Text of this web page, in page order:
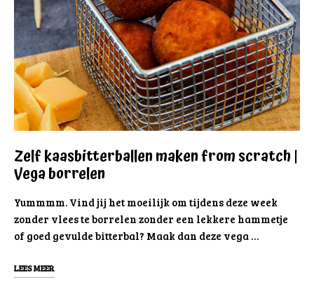
Zelf kaasbitterballen maken from scratch |
Vega borrelen
Yummmm. Vind jij het moeilijk om tijdens deze week
zonder vlees te borrelen zonder een lekkere hammetje
of goed gevulde bitterbal? Maak dan deze vega …
LEES MEER